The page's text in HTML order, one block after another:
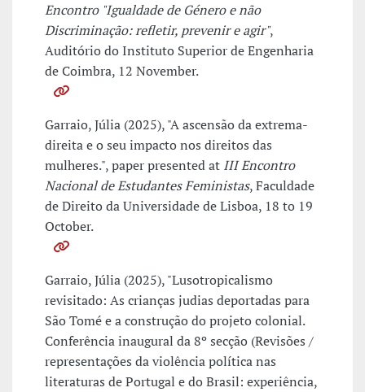
Encontro "Igualdade de Género e não
Discriminação: refletir, prevenir e agir",
Auditório do Instituto Superior de Engenharia
de Coimbra, 12 November.
Garraio, Júlia (2025), "A ascensão da extrema-
direita e o seu impacto nos direitos das
mulheres.", paper presented at III Encontro
Nacional de Estudantes Feministas, Faculdade
de Direito da Universidade de Lisboa, 18 to 19
October.
Garraio, Júlia (2025), "Lusotropicalismo
revisitado: As crianças judias deportadas para
São Tomé e a construção do projeto colonial.
Conferência inaugural da 8º secção (Revisões /
representações da violência política nas
literaturas de Portugal e do Brasil: experiência,